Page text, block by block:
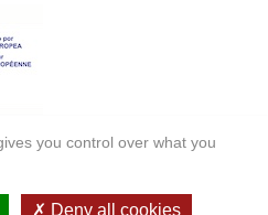
RÉGIONAL (FEDER)
you control over what you
Deny all cookies